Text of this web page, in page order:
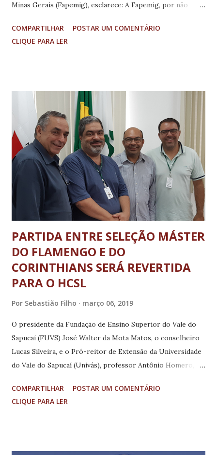
Minas Gerais (Fapemig), esclarece: A Fapemig, por não
Governo de Minas Gerais, decidiu suspender as bolsas de
iniciação científica (BIC) e iniciação científica júnior (BIC
estava em andamento. Diante do comunicado da Fapemig,
em ambos os casos não haverá a concessão das bolsas
previstas. No caso das bolsas Fapemig de mestrado e
doutorado, as já existentes, em execução, serão renovadas
normalmente. O Programa Institucional de Bolsas (PIB)
mantido pela UFLA - com 1.550 bolsas nas modalidades
ensino, pesquisa e extensão e suas submodalidades –
permanece funcionando sem qualquer corte e não...
COMPARTILHAR
POSTAR UM COMENTÁRIO
CLIQUE PARA LER
PARTIDA ENTRE SELEÇÃO MÁSTER
DO FLAMENGO E DO
CORINTHIANS SERÁ REVERTIDA
PARA O HCSL
Por Sebastião Filho março 06, 2019
O presidente da Fundação de Ensino Superior do Vale do
Sapucaí (FUVS) José Walter da Mota Matos, o conselheiro
Lucas Silveira, e o Pró-reitor de Extensão da Universidade
do Vale do Sapucaí (Univás), professor Antônio Homero,
do vice-presidente da Câmara Municipal de Pouso Alegre
vereador Wilson Tadeu Lopes. O vice-presidente da
COMPARTILHAR
POSTAR UM COMENTÁRIO
CLIQUE PARA LER